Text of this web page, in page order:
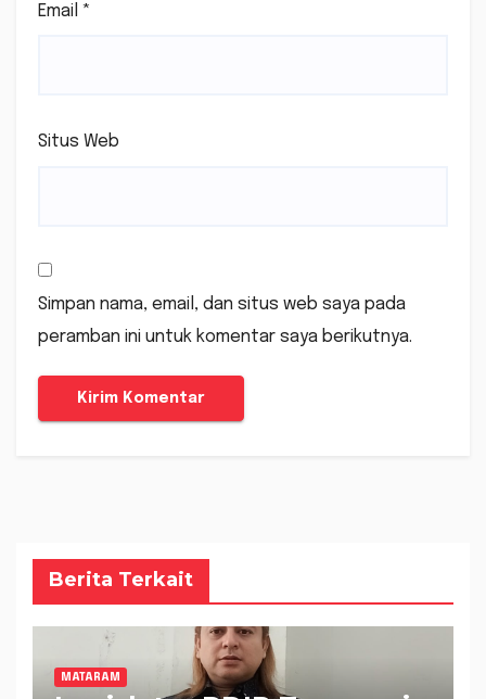
Email *
Situs Web
Simpan nama, email, dan situs web saya pada
peramban ini untuk komentar saya berikutnya.
Berita Terkait
MATARAM